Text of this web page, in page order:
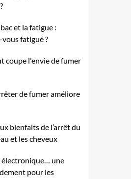
et la fatigue :
fatigué ?
coupe l'envie de fumer
de fumer améliore
bienfaits de l’arrêt du
et les cheveux
électronique… une
pour les